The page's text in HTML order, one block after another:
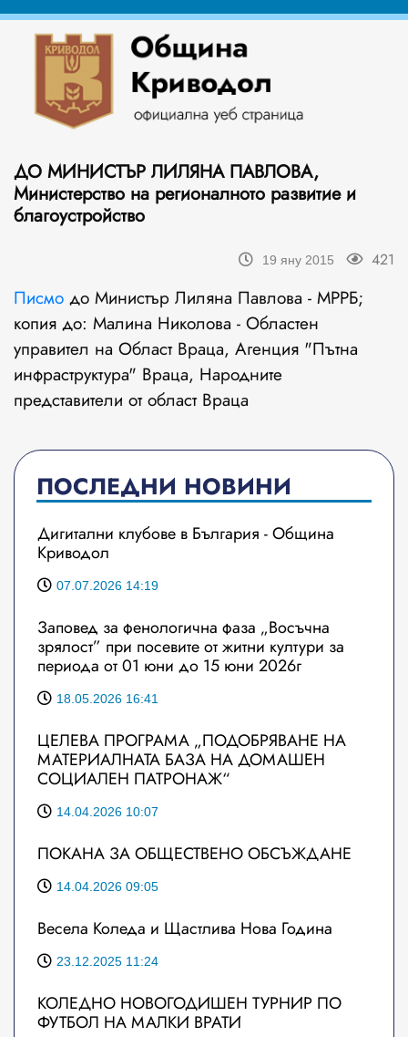
ДО МИНИСТЪР ЛИЛЯНА ПАВЛОВА,
Министерство на регионалното развитие и
благоустройство
19 яну 2015 421
Писмо до Министър Лиляна Павлова - МРРБ;
копия до: Малина Николова - Областен
управител на Област Враца, Агенция "Пътна
инфраструктура" Враца, Народните
представители от област Враца
ПОСЛЕДНИ НОВИНИ
Дигитални клубове в България - Община
Криводол
07.07.2026 14:19
Заповед за фенологична фаза „Восъчна
зрялост” при посевите от житни култури за
периода от 01 юни до 15 юни 2026г
18.05.2026 16:41
ЦЕЛЕВА ПРОГРАМА „ПОДОБРЯВАНЕ НА
МАТЕРИАЛНАТА БАЗА НА ДОМАШЕН
СОЦИАЛЕН ПАТРОНАЖ“
14.04.2026 10:07
ПОКАНА ЗА ОБЩЕСТВЕНО ОБСЪЖДАНЕ
14.04.2026 09:05
Весела Коледа и Щастлива Нова Година
23.12.2025 11:24
КОЛЕДНО НОВОГОДИШЕН ТУРНИР ПО
ФУТБОЛ НА МАЛКИ ВРАТИ